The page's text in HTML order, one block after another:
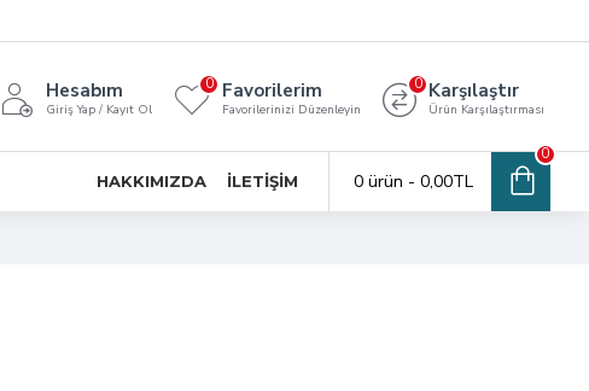
Hesabım
Giriş Yap / Kayıt Ol
Favorilerim
Favorilerinizi Düzenleyin
0 Karşılaştır
Ürün Karşılaştırması
0
HAKKIMIZDA İLETIŞIM 0 ürün - 0,00TL
0